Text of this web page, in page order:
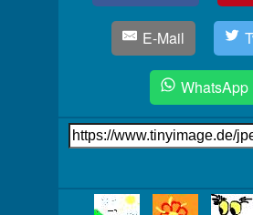
E-Mail
WhatsApp
Link
auf's